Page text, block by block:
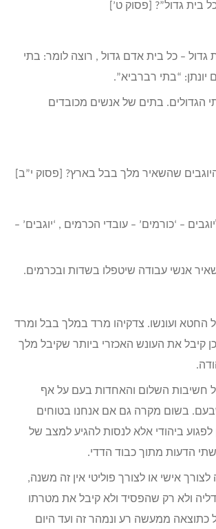
בית גדול”? [פסוק ט’]
גדול – כל בית אדם גדול , רוצה לומר: בתי
יונתן: “בתי רברביא”.
הגדולים. בתים של אנשים מכובדים
שהשאיר מלך בבל בארץ? [פסוק י”ב]
– ‘כורמים’ – עובדי הכרמים , ‘יוגבים’ –
אנשי עבודה שיטפלו בשדות ובכרמים.
החטא ועונשו. צדקיהו מרד במלך בבל ומרד
קיבל את העונש האכזרי ביותר שקיבל מלך
חשיבות השלום והאחדות בעם על אף
בשום מקרה גם אם אנחנו בטוחים
לפגוע ביהודי אלא לנסות להגיע למצב של
הדעות מתוך כבוד הדדי.
אישי או לצורך פוליטי אין זה משנה,
ולא רק שהפסיד ולא קיבל את מטרתו
ממעשה רע ונמהר זה ועד היום